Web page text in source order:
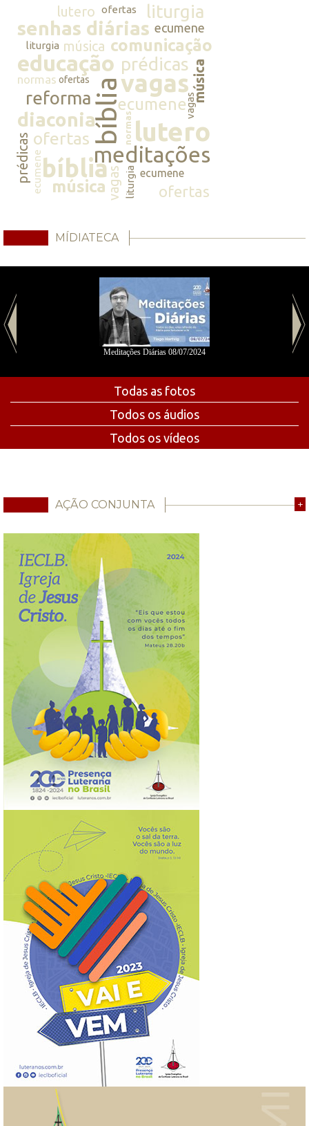
lutero ofertas liturgia
senhas diárias ecumene
liturgia música comunicação
educação prédicasmúsica
normas ofertasbíbliavagas
reforma
diaconia
ecumenevagas
prédicas ofertas normaslutero
meditações
ecumenebíblia
músicavagasliturgia ecumene
ofertas
MÍDIATECA
Meditações Diárias 08/07/2024
Todas as fotos
Todos os áudios
Todos os vídeos
AÇÃO CONJUNTA +